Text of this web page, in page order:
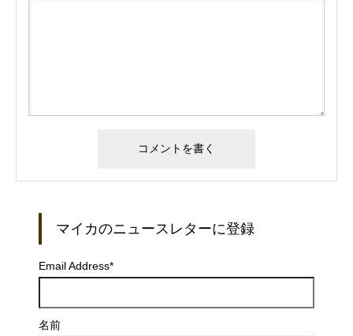
マイカのニュースレターに登録
Email Address*
名前